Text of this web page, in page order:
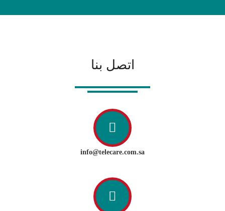
اتصل بنا
info@telecare.com.sa